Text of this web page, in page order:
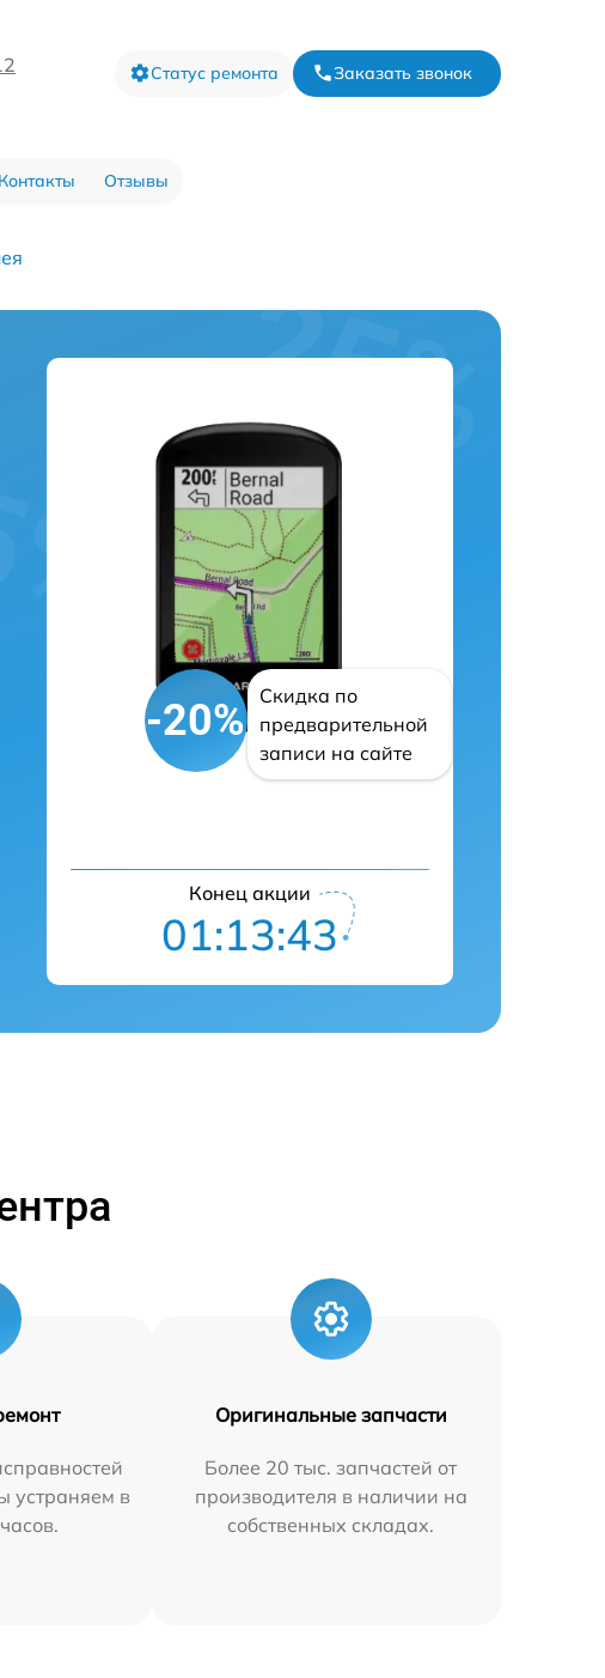
Статус ремонта Заказать звонок
Контакты Отзывы
-20%
Скидка по
предварительной
записи на сайте
Конец акции
01:13:42
устраняем в
Оригинальные запчасти
Более 20 тыс. запчастей от
производителя в наличии на
собственных складах.